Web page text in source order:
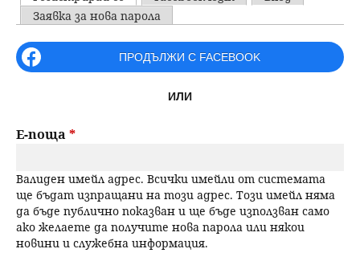
н
ю
ъ
р
е
н
е
u
P
r
i
a
y
t
Заявка за нова парола
ПРОДЪЛЖИ С FACEBOOK
ИЛИ
Е-поща *
Валиден имейл адрес. Всички имейли от системата
ще бъдат изпращани на този адрес. Този имейл няма
да бъде публично показван и ще бъде използван само
ако желаете да получите нова парола или някои
новини и служебна информация.